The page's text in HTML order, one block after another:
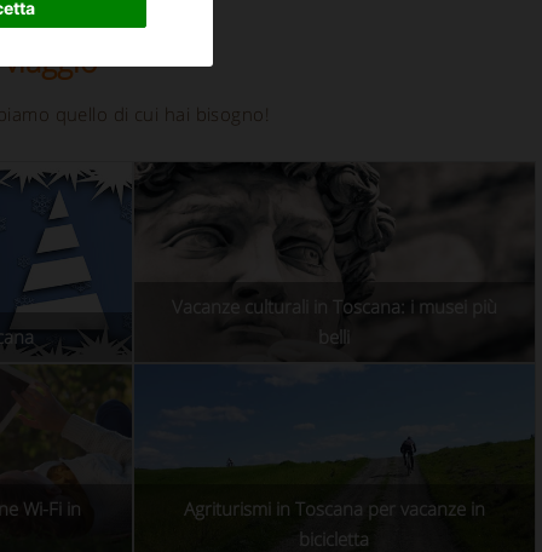
quello di cui hai bisogno!
Vacanze culturali in Toscana: i musei più
belli
Wi-Fi in
Agriturismi in Toscana per vacanze in
bicicletta